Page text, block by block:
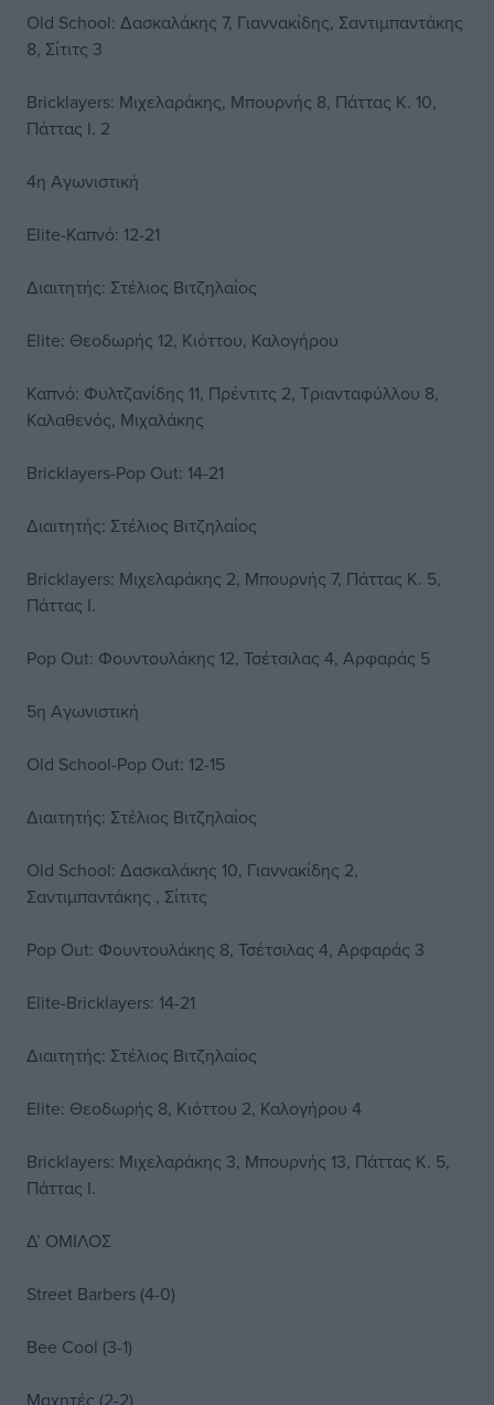
Old School: Δασκαλάκης 7, Γιαννακίδης, Σαντιμπαντάκης
8, Σίτιτς 3
Bricklayers: Μιχελαράκης, Μπουρνής 8, Πάττας Κ. 10,
Πάττας Ι. 2
4η Αγωνιστική
Elite-Καπνό: 12-21
Διαιτητής: Στέλιος Βιτζηλαίος
Elite: Θεοδωρής 12, Κιόττου, Καλογήρου
Καπνό: Φυλτζανίδης 11, Πρέντιτς 2, Τριανταφύλλου 8,
Καλαθενός, Μιχαλάκης
Bricklayers-Pop Out: 14-21
Διαιτητής: Στέλιος Βιτζηλαίος
Bricklayers: Μιχελαράκης 2, Μπουρνής 7, Πάττας Κ. 5,
Πάττας Ι.
Pop Out: Φουντουλάκης 12, Τσέτσιλας 4, Αρφαράς 5
5η Αγωνιστική
Old School-Pop Out: 12-15
Διαιτητής: Στέλιος Βιτζηλαίος
Old School: Δασκαλάκης 10, Γιαννακίδης 2,
Σαντιμπαντάκης , Σίτιτς
Pop Out: Φουντουλάκης 8, Τσέτσιλας 4, Αρφαράς 3
Elite-Bricklayers: 14-21
Διαιτητής: Στέλιος Βιτζηλαίος
Elite: Θεοδωρής 8, Κιόττου 2, Καλογήρου 4
Bricklayers: Μιχελαράκης 3, Μπουρνής 13, Πάττας Κ. 5,
Πάττας Ι.
Δ’ ΟΜΙΛΟΣ
Street Barbers (4-0)
Bee Cool (3-1)
Μαχητές (2-2)